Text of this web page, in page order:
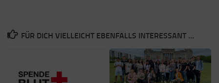
FÜR DICH VIELLEICHT EBENFALLS INTERESSANT …